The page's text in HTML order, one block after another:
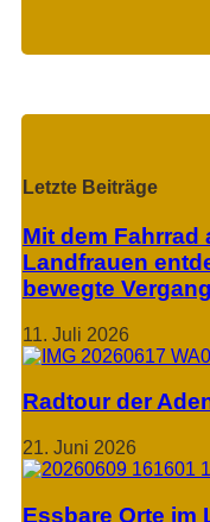
Letzte Beiträge
Mit dem
Landfrauen
bewegte
11. Juli 2026
Radtour der
21. Juni 2026
Essbare Orte im